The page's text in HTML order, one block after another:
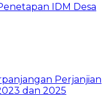
IDM Desa
Perjanjian
dan 2025